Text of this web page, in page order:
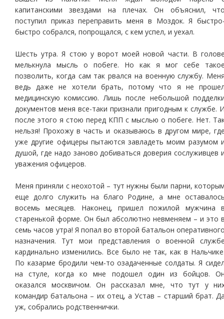
капитанскими звездами на плечах. Он объяснил,
поступил приказ переправить меня в Моздок. Я
быстро собрался, попрощался, с кем успел, и уехал.
Шесть утра. Я стою у ворот моей новой части. В
мелькнула мысль о побеге. Но как я мог себе
позволить, когда сам так рвался на военную службу.
ведь даже не хотели брать, потому что я не
медицинскую комиссию. Лишь после небольшой
документов меня все-таки признали пригодным к службе.
после этого я стою перед КПП с мыслью о побеге. Нет.
нельзя! Прохожу в часть и оказываюсь в другом мире,
уже другие офицеры пытаются завладеть моим разумом
душой, где надо заново добиваться доверия сослуживцев
уважения офицеров.
Меня приняли с неохотой – тут нужны были парни,
еще долго служить на благо Родине, а мне
восемь месяцев. Наконец, пришел пожилой мужчина
старенькой форме. Он был абсолютно невменяем – и это
семь часов утра! Я попал во второй батальон
назначения. Тут мои представления о военной
кардинально изменились. Все было не так, как в
По казарме бродили чем-то озадаченные солдаты. Я
на стуле, когда ко мне подошел один из бойцов.
оказался москвичом. Он рассказал мне, что тут у
командир батальона – их отец, а Устав – старший брат.
уж, собрались родственнички.